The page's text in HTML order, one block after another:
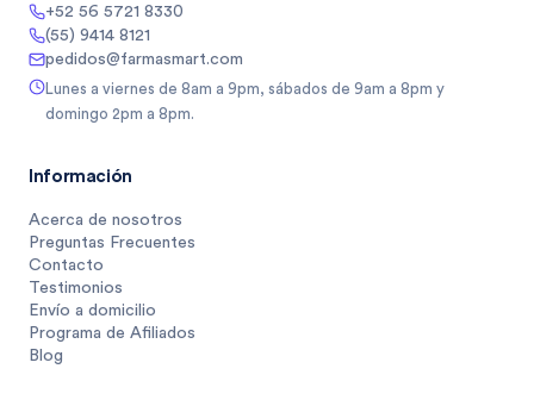
+52 56 5721 8330
(55) 9414 8121
pedidos@farmasmart.com
Lunes a viernes de 8am a 9pm, sábados de 9am a 8pm y
domingo 2pm a 8pm.
Información
Acerca de nosotros
Preguntas Frecuentes
Contacto
Testimonios
Envío a domicilio
Programa de Afiliados
Blog